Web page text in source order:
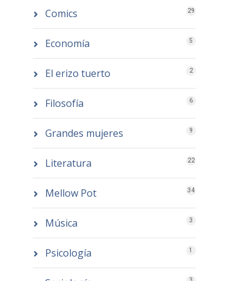
Comics 29
Economía 5
El erizo tuerto 2
Filosofía 6
Grandes mujeres 9
Literatura 22
Mellow Pot 34
Música 3
Psicología 1